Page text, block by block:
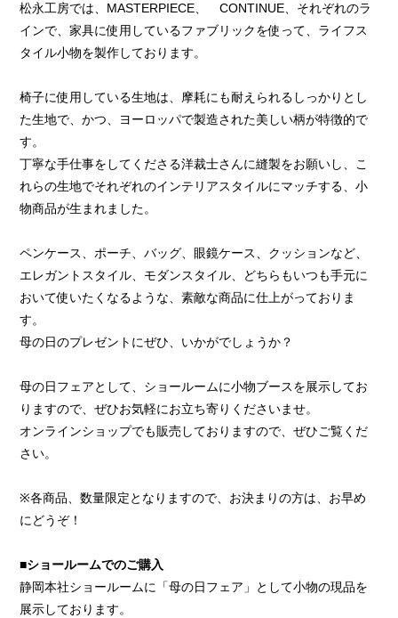
松永工房では、MASTERPIECE、 CONTINUE、それぞれのラ
インで、家具に使用しているファブリックを使って、ライフス
タイル小物を製作しております。
椅子に使用している生地は、摩耗にも耐えられるしっかりとし
た生地で、かつ、ヨーロッパで製造された美しい柄が特徴的で
す。
丁寧な手仕事をしてくださる洋裁士さんに縫製をお願いし、こ
れらの生地でそれぞれのインテリアスタイルにマッチする、小
物商品が生まれました。
ペンケース、ポーチ、バッグ、眼鏡ケース、クッションなど、
エレガントスタイル、モダンスタイル、どちらもいつも手元に
おいて使いたくなるような、素敵な商品に仕上がっておりま
す。
母の日のプレゼントにぜひ、いかがでしょうか？
母の日フェアとして、ショールームに小物ブースを展示してお
りますので、ぜひお気軽にお立ち寄りくださいませ。
オンラインショップでも販売しておりますので、ぜひご覧くだ
さい。
※各商品、数量限定となりますので、お決まりの方は、お早め
にどうぞ！
■ショールームでのご購入
静岡本社ショールームに「母の日フェア」として小物の現品を
展示しております。